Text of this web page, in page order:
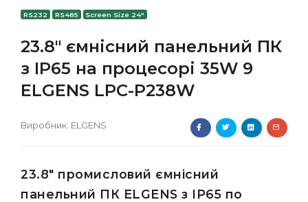
RS232 RS485 Screen Size 24"
23.8" ємнісний панельний ПК
з IP65 на процесорі 35W 9
ELGENS LPC-P238W
Виробник: ELGENS
23.8" промисловий ємнісний
панельний ПК ELGENS з IP65 по